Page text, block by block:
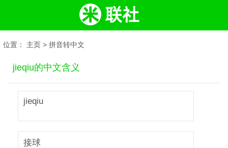
位置： 主页 > 拼音转中文
jieqiu的中文含义
jieqiu
接球